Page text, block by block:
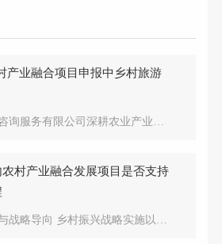
产业融合项目申报中乡村旅游
武汉祺霖科技咨询服务有限公司深耕农业产业咨询领域多年，对湖北农村产业融合项目申报政策有着精准的把握和深入的研究。在乡村振兴战略全面推进的大背景下，乡村旅游作为农村产业融合的重要载体，其配套设施的完善程...
村产业融合发展项目是否支持
一、政策背景与战略导向 乡村振兴战略实施以来，农村产业融合发展成为推动农业现代化、促进城乡协同发展的核心路径。作为农业大省，湖北省近年来锚定“农业强、农村美、农民富”目标，以预算内农村产业融合发展项目为...